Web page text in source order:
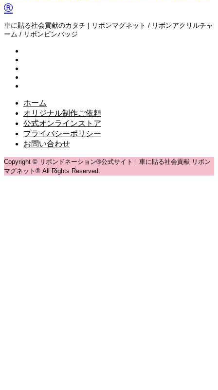
車に貼る社会貢献のカタチ | リボンマグネット / リボンアクリルチャ
ーム / リボンピンバッジ
ホーム
オリジナル制作ご依頼
公式オンラインストア
プライバシーポリシー
お問い合わせ
Copyright © リボンドネーション®公式サイト｜車に貼る社会貢献 リボン
マグネット® All Rights Reserved.